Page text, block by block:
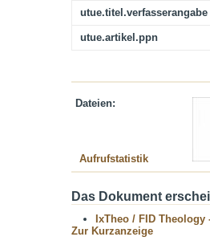
utue.titel.verfasserangabe
utue.artikel.ppn
Dateien:
Aufrufstatistik
Das Dokument
IxTheo / FID Theology
Zur Kurzanzeige